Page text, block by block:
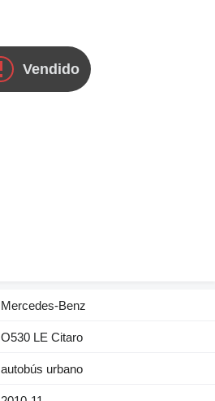
Vendido
Mercedes-Benz
O530 LE Citaro
autobús urbano